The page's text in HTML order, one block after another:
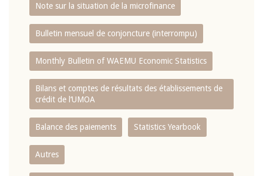
Note sur la situation de la microfinance
Bulletin mensuel de conjoncture (interrompu)
Monthly Bulletin of WAEMU Economic Statistics
Bilans et comptes de résultats des établissements de
crédit de l‘UMOA
Balance des paiements Statistics Yearbook
Autres